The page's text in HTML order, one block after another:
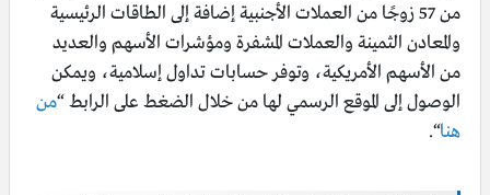
من 57 زوجًا من العملات الأجنبية إضافة إلى الطاقات الرئيسية
والمعادن الثمينة والعملات المشفرة ومؤشرات الأسهم والعديد
من الأسهم الأمريكية، وتوفر حسابات تداول إسلامية، ويمكن
الوصول إلى الموقع الرسمي لها من خلال الضغط على الرابط “من
هنا“.